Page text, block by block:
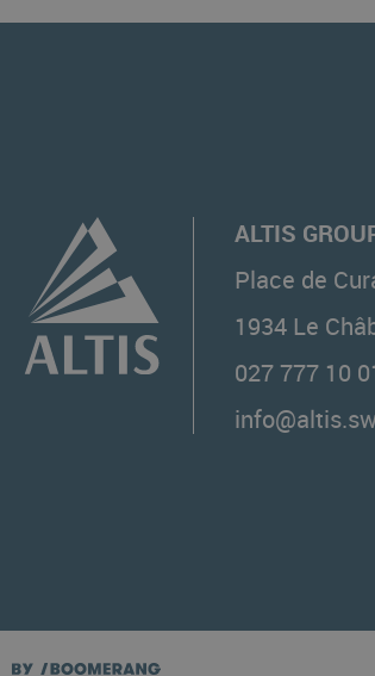
ALTIS
Place de
1934 Le
027 777 10